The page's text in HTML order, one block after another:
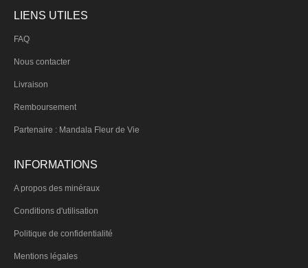
LIENS UTILES
FAQ
Nous contacter
Livraison
Remboursement
Partenaire : Mandala Fleur de Vie
INFORMATIONS
A propos des minéraux
Conditions d'utilisation
Politique de confidentialité
Mentions légales